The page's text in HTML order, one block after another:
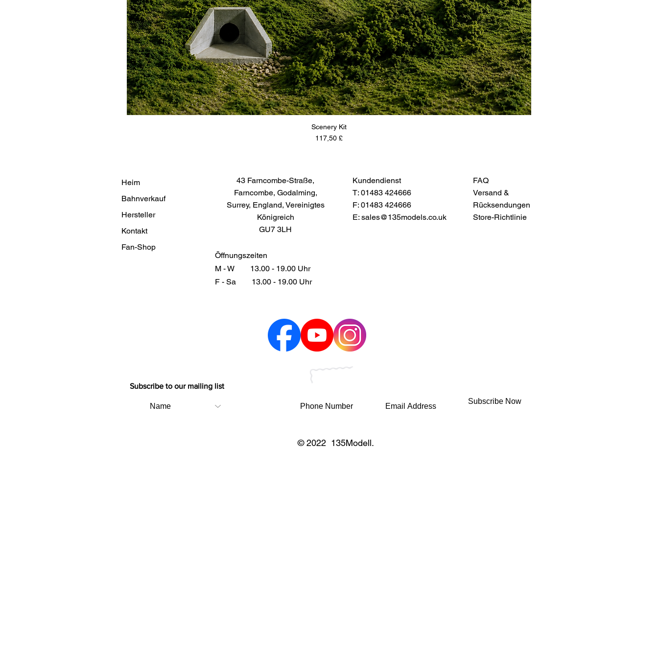
Scenery Kit
Preis
117,50 £
Heim
Bahnverkauf
Hersteller
Kontakt
Fan-Shop
43 Farncombe-Straße,
Farncombe, Godalming,
Surrey, England, Vereinigtes
Königreich
GU7 3LH
Öffnungszeiten
M - W
13.00 - 19.00 Uhr
F - Sa
13.00 - 19.00 Uhr
Kundendienst
T: 01483 424666
F: 01483 424666
E: sales@135models.co.uk
FAQ
Versand &
Rücksendungen
Store-Richtlinie
Subscribe to our mailing list
Subscribe Now
© 2022 135Modell.